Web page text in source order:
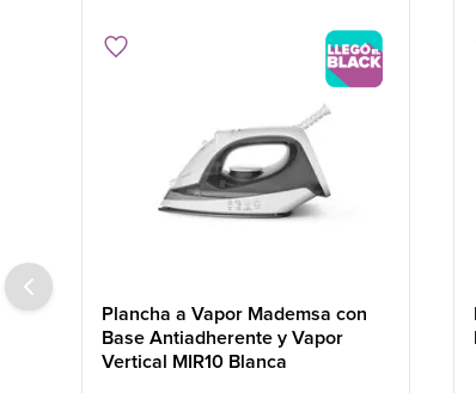
Plancha a Vapor Mademsa con
Base Antiadherente y Vapor
Vertical MIR10 Blanca